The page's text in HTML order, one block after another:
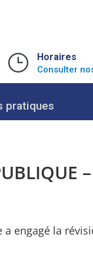
} Horaires
Consulter
pratiques
a engagé la